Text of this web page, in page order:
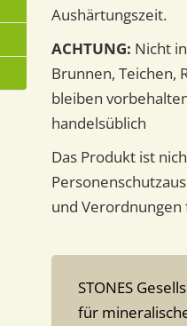
Aushärtungszeit.
ACHTUNG: Nicht
Brunnen, Teichen,
bleiben
handelsüblich
Das Produkt ist
und Verordnungen
STONES
für